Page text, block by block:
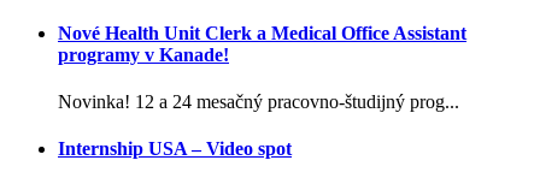
Nové Health Unit Clerk a Medical Office Assistant
programy v Kanade!
Novinka! 12 a 24 mesačný pracovno-študijný prog...
Internship USA – Video spot